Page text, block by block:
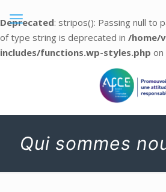
Deprecated: stripos(): Passing null to
of type string is deprecated in /home/
includes/functions.wp-styles.php on
Qui sommes